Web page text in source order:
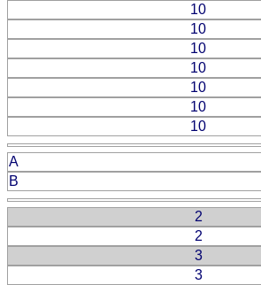
10
10
10
10
10
10
10
A
B
2
2
3
3